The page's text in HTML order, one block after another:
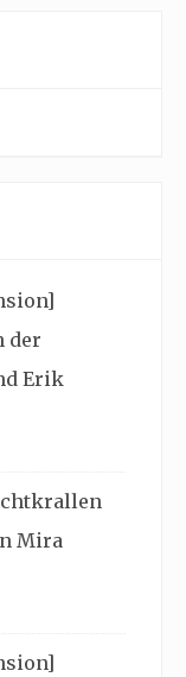
der
Erik
Mira